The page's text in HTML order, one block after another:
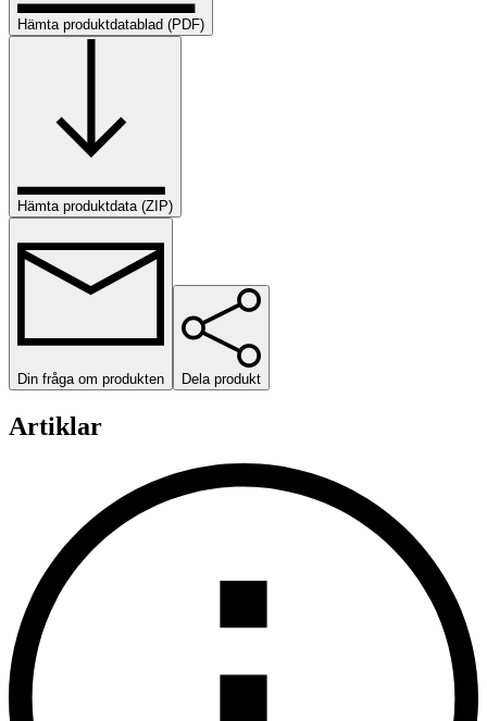
Hämta produktdatablad (PDF)
Hämta produktdata (ZIP)
Din fråga om produkten Dela produkt
Artiklar